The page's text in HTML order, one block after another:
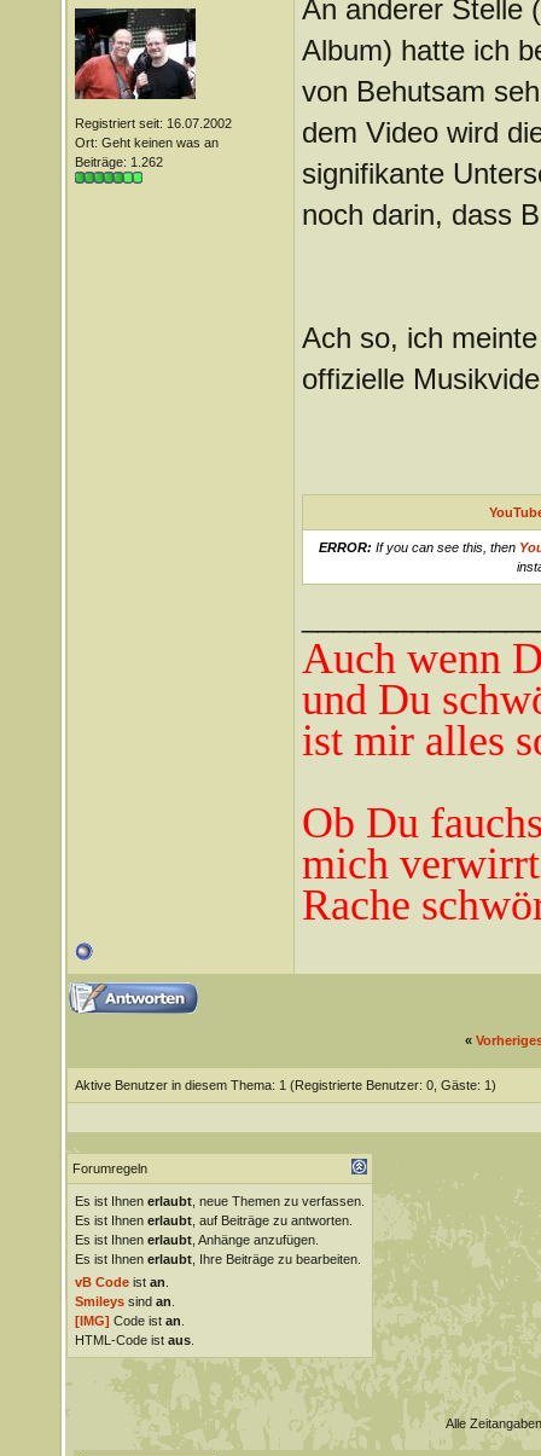
Registriert seit: 16.07.2002
Ort: Geht keinen was an
Beiträge: 1.262
An anderer Stelle
Album) hatte ich
von Behutsam
dem Video wird
signifikante
noch darin, dass
Ach so, ich
offizielle
ERROR: If you can see this, then
Auch wenn
und Du
ist mir alles
Ob Du
mich
Rache
«
Aktive Benutzer in diesem Thema: 1 (Registrierte Benutzer: 0, Gäste: 1)
Forumregeln
Es ist Ihnen erlaubt, neue Themen zu verfassen.
Es ist Ihnen erlaubt, auf Beiträge zu antworten.
Es ist Ihnen erlaubt, Anhänge anzufügen.
Es ist Ihnen erlaubt, Ihre Beiträge zu bearbeiten.
vB Codeist an
Smileyssind an
[IMG] Code ist an
HTML-Code ist aus.
Alle